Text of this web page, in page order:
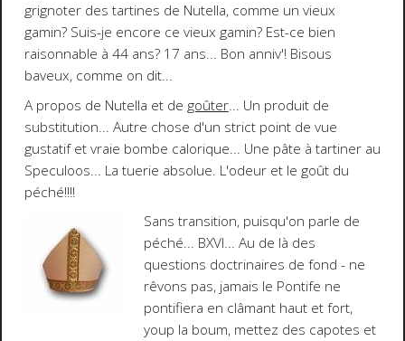
grignoter des tartines de Nutella, comme un vieux
gamin? Suis-je encore ce vieux gamin? Est-ce bien
raisonnable à 44 ans? 17 ans... Bon anniv'! Bisous
baveux, comme on dit...
A propos de Nutella et de goûter... Un produit de
substitution... Autre chose d'un strict point de vue
gustatif et vraie bombe calorique... Une pâte à tartiner au
Speculoos... La tuerie absolue. L'odeur et le goût du
péché!!!!
Sans transition, puisqu'on parle de
péché... BXVI... Au de là des
questions doctrinaires de fond - ne
rêvons pas, jamais le Pontife ne
pontifiera en clâmant haut et fort,
youp la boum, mettez des capotes et